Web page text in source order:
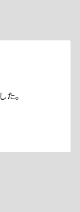
た。